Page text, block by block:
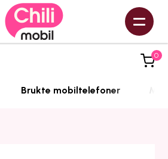
0
Brukte mobiltelefoner